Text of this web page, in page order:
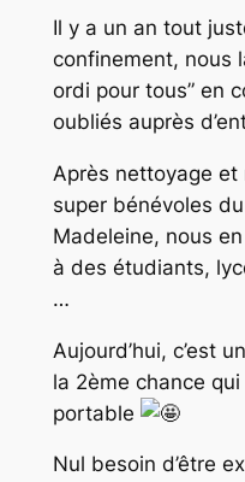
Il y a un an tout
confinement, nous
ordi pour tous” en
oubliés auprès
Après nettoyage
super bénévoles
Madeleine, nous
à des étudiants,
…
Aujourd’hui, c’est
la 2ème chance
portable
Nul besoin d’être